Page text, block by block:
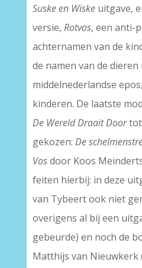
Suske en Wiskeuitgave,
versie, Rotvos, een anti-
achternamen van de
de namen van de
middelnederlandse
kinderen. De laatste
De Wereld Draait Doortot
gekozen: De
Vosdoor Koos
feiten hierbij: in deze
van Tybeert ook niet
overigens al bij een
gebeurde) en noch de
Matthijs van Nieuwkerk